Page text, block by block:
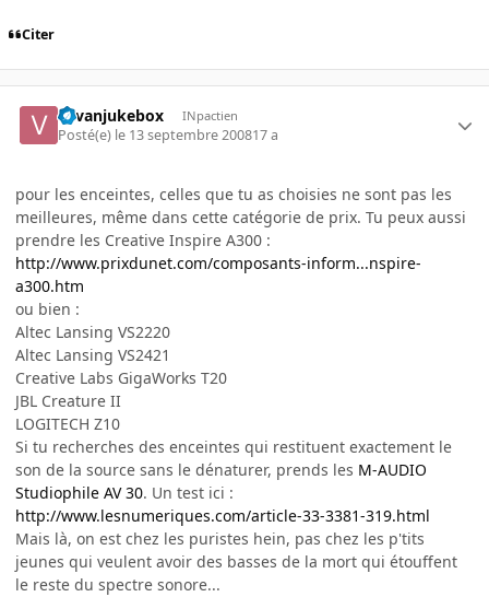
Citer
vavanjukebox INpactien
Posté(e) le 13 septembre 200817 a
pour les enceintes, celles que tu as choisies ne sont pas les
meilleures, même dans cette catégorie de prix. Tu peux aussi
prendre les Creative Inspire A300 :
http://www.prixdunet.com/composants-inform...nspire-
a300.htm
ou bien :
Altec Lansing VS2220
Altec Lansing VS2421
Creative Labs GigaWorks T20
JBL Creature II
LOGITECH Z10
Si tu recherches des enceintes qui restituent exactement le
son de la source sans le dénaturer, prends les M-AUDIO
Studiophile AV 30. Un test ici :
http://www.lesnumeriques.com/article-33-3381-319.html
Mais là, on est chez les puristes hein, pas chez les p'tits
jeunes qui veulent avoir des basses de la mort qui étouffent
le reste du spectre sonore...